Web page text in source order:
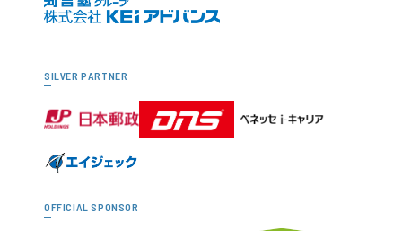
SILVER PARTNER
OFFICIAL SPONSOR